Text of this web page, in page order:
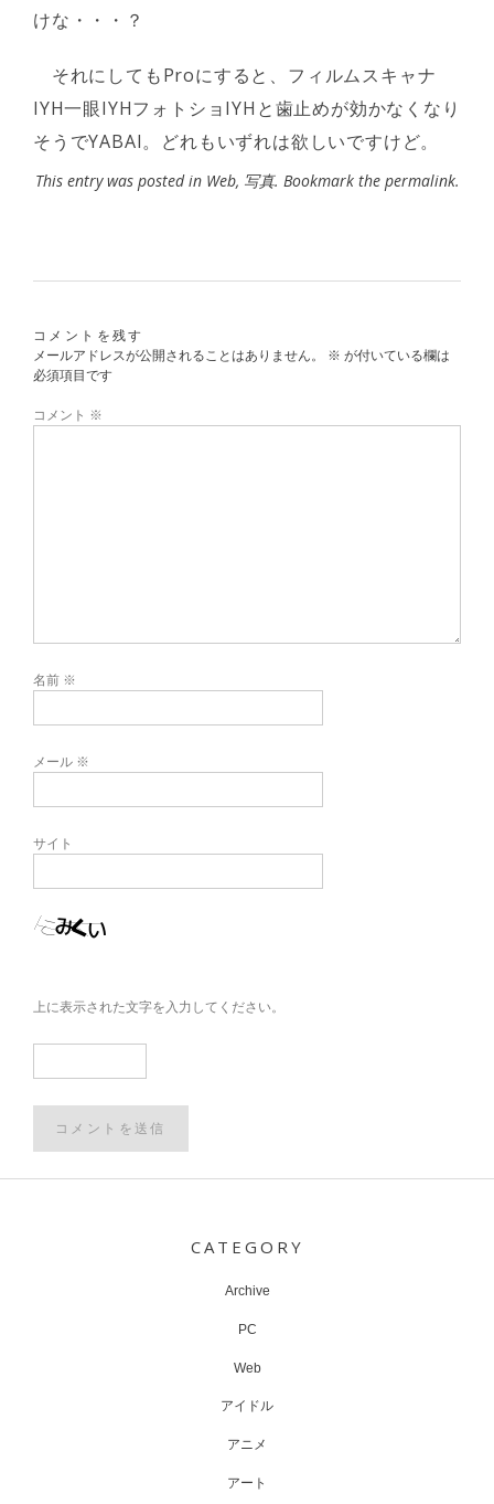
けな・・・？
それにしてもProにすると、フィルムスキャナ
IYH一眼IYHフォトショIYHと歯止めが効かなくなり
そうでYABAI。どれもいずれは欲しいですけど。
This entry was posted in Web, 写真. Bookmark the permalink.
コメントを残す
メールアドレスが公開されることはありません。
※ が付いている欄は
必須項目です
コメント ※
名前 ※
メール ※
サイト
上に表示された文字を入力してください。
CATEGORY
Archive
PC
Web
アイドル
アニメ
アート